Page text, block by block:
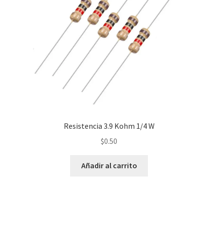
Resistencia 3.9 Kohm 1/4 W
$0.50
Añadir al carrito